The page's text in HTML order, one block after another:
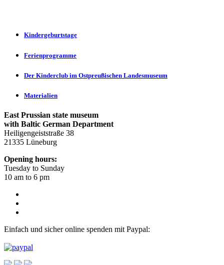
Kindergeburtstage
Ferienprogramme
Der Kinderclub im Ostpreußischen Landesmuseum
Materialien
East Prussian state museum
with Baltic German Department
Heiligengeiststraße 38
21335 Lüneburg
Opening hours:
Tuesday to Sunday
10 am to 6 pm
Einfach und sicher online spenden mit Paypal: